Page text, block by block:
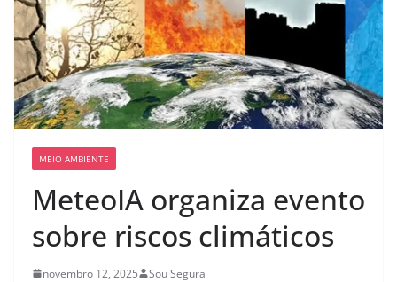
MEIO AMBIENTE
MeteoIA organiza evento
sobre riscos climáticos
novembro 12, 2025 Sou Segura